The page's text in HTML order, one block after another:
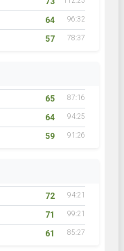
64 96:32
57 78:37
65 87:16
64 94:25
59 91:26
72 94:21
71 99:21
61 85:27